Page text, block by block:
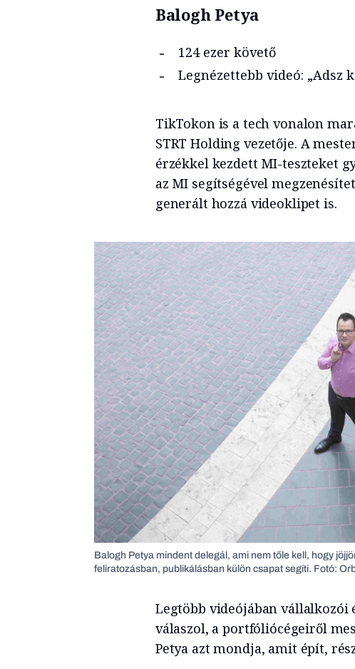
Balogh Petya
124 ezer követő
Legnézettebb videó: „Adsz
TikTokon is a tech vonalon
STRT Holding vezetője. A
érzékkel kezdett MI-teszteket
az MI segítségével
generált hozzá videoklipet is.
Balogh Petya mindent delegál, ami nem tőle kell, hogy
feliratozásban, publikálásban külön csapat segíti. Fotó:
Legtöbb videójában vállalkozói
válaszol, a portfóliócégeiről
Petya azt mondja, amit épít,